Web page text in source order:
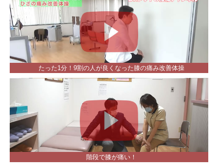
たった1分！9割の人が良くなった膝の痛み改善体操
階段で膝が痛い！